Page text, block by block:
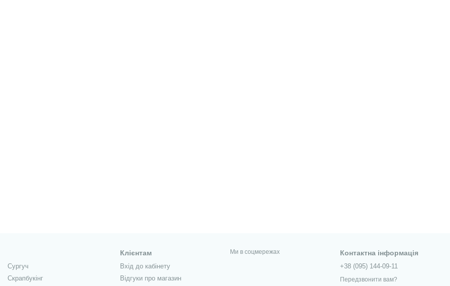
блок забезпечать можливість користуватися блокнотом кілька років, що дозволяє зберігати важливу інформацію в одному
на звичайних споживачів, тому його продукція коштує недорого. Замовити варіант у нас зручно: вибрати позицію на
прямо там заповнити форму замовлення.
Сургуч
Скрапбукінг
Клієнтам
Вхід до кабінету
Відгуки про магазин
Ми в соцмережах Контактна інформація
+38 (095) 144-09-11
Передзвонити вам?